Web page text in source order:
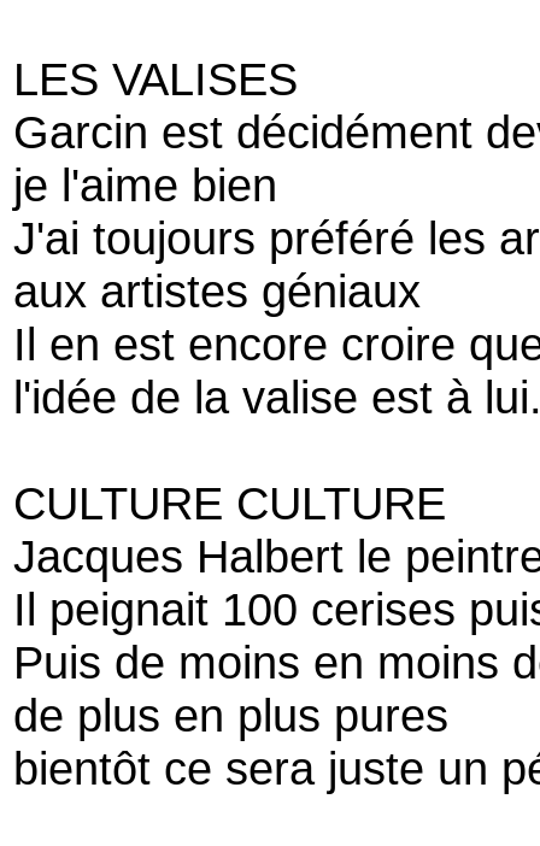
LES VALISES
Garcin est décidément
je l'aime bien
J'ai toujours préféré les
aux artistes géniaux
Il en est encore croire
l'idée de la valise est à
CULTURE CULTURE
Jacques Halbert le
Il peignait 100 cerises
Puis de moins en moins
de plus en plus pures
bientôt ce sera juste un